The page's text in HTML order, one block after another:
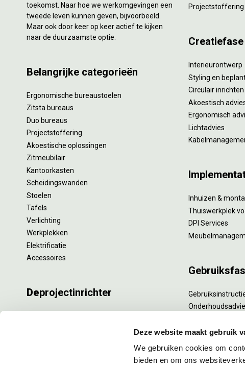
Deze website maakt gebruik
We gebruiken cookies om
bieden en om ons
toekomst. Naar hoe we werkomgevingen een
tweede leven kunnen geven, bijvoorbeeld.
Maar ook door keer op keer actief te kijken
naar de duurzaamste optie.
Belangrijke categorieën
Ergonomische bureaustoelen
Zitsta bureaus
Duo bureaus
Projectstoffering
Akoestische oplossingen
Zitmeubilair
Kantoorkasten
Scheidingswanden
Stoelen
Tafels
Verlichting
Werkplekken
Elektrificatie
Accessoires
Deprojectinrichter
Projectstoffering
Creatiefase
Interieurontwerp
Styling en
Circulair inrichten
Akoestisch
Ergonomisch
Lichtadvies
Inhuizen &
Thuiswerkplek
DPI Services
Specialistische
Refurbishment
Interne verhuizing